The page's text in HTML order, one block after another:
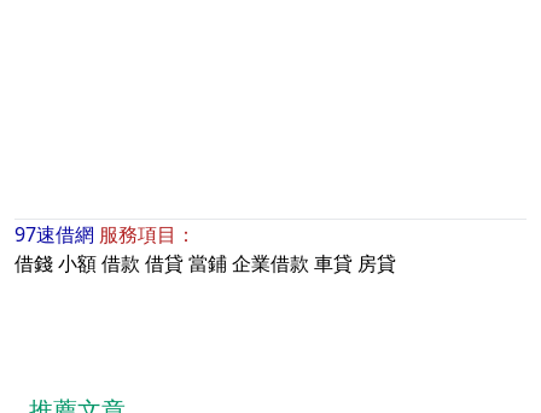
97速借網 服務項目：
借錢小額借款 借貸當鋪企業借款 車貸 房貸